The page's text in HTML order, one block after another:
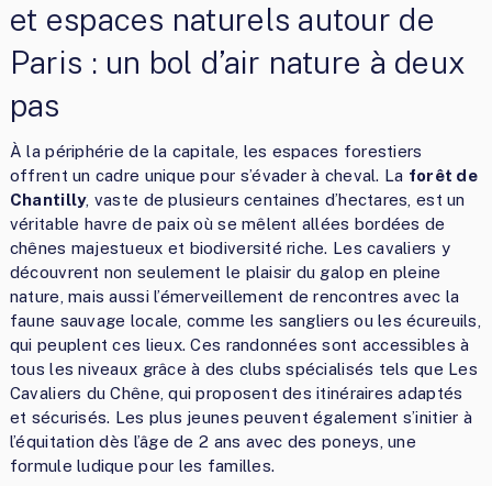
et espaces naturels autour de
Paris : un bol d’air nature à deux
pas
À la périphérie de la capitale, les espaces forestiers
offrent un cadre unique pour s’évader à cheval. La forêt de
Chantilly, vaste de plusieurs centaines d’hectares, est un
véritable havre de paix où se mêlent allées bordées de
chênes majestueux et biodiversité riche. Les cavaliers y
découvrent non seulement le plaisir du galop en pleine
nature, mais aussi l’émerveillement de rencontres avec la
faune sauvage locale, comme les sangliers ou les écureuils,
qui peuplent ces lieux. Ces randonnées sont accessibles à
tous les niveaux grâce à des clubs spécialisés tels que Les
Cavaliers du Chêne, qui proposent des itinéraires adaptés
et sécurisés. Les plus jeunes peuvent également s’initier à
l’équitation dès l’âge de 2 ans avec des poneys, une
formule ludique pour les familles.